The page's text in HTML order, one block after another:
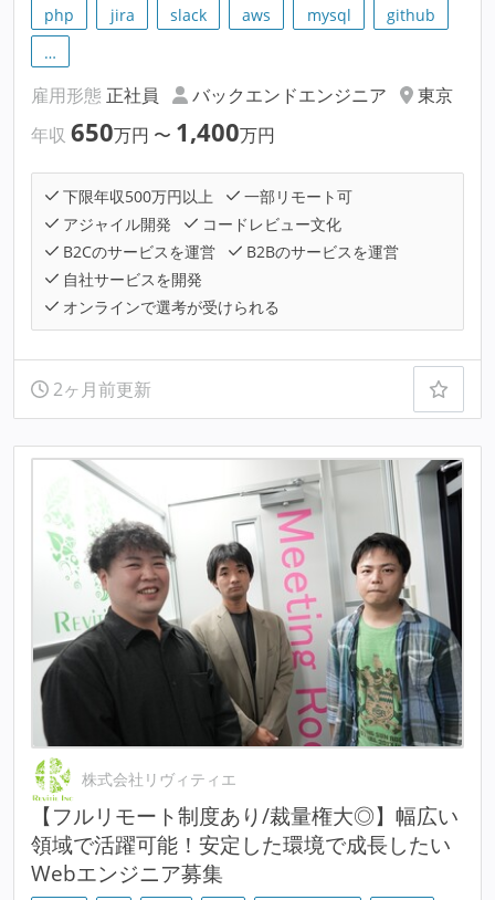
php jira slack aws mysql
github
…
雇用形態 正社員 バックエンドエンジニア
東京
年収 650万円 〜 1,400万円
下限年収500万円以上
一部リモート可
アジャイル開発
コードレビュー文化
B2Cのサービスを運営
B2Bのサービスを運営
自社サービスを開発
オンラインで選考が受けられる
2ヶ月前更新
株式会社リヴィティエ
【フルリモート制度あり/裁量権大◎】幅広い
領域で活躍可能！安定した環境で成長したい
Webエンジニア募集